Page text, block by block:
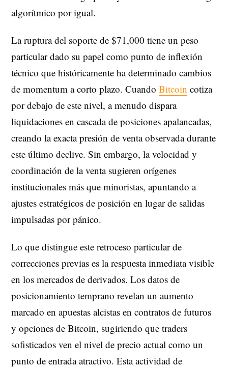
algorítmico por igual.
La ruptura del soporte de $71,000 tiene un peso
particular dado su papel como punto de inflexión
técnico que históricamente ha determinado cambios
de momentum a corto plazo. Cuando Bitcoin cotiza
por debajo de este nivel, a menudo dispara
liquidaciones en cascada de posiciones apalancadas,
creando la exacta presión de venta observada durante
este último declive. Sin embargo, la velocidad y
coordinación de la venta sugieren orígenes
institucionales más que minoristas, apuntando a
ajustes estratégicos de posición en lugar de salidas
impulsadas por pánico.
Lo que distingue este retroceso particular de
correcciones previas es la respuesta inmediata visible
en los mercados de derivados. Los datos de
posicionamiento temprano revelan un aumento
marcado en apuestas alcistas en contratos de futuros
y opciones de Bitcoin, sugiriendo que traders
sofisticados ven el nivel de precio actual como un
punto de entrada atractivo. Esta actividad de